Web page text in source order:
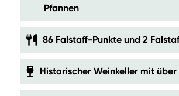
Pfannen
86 Falstaff-Punkte und 2
Historischer Weinkeller mit über